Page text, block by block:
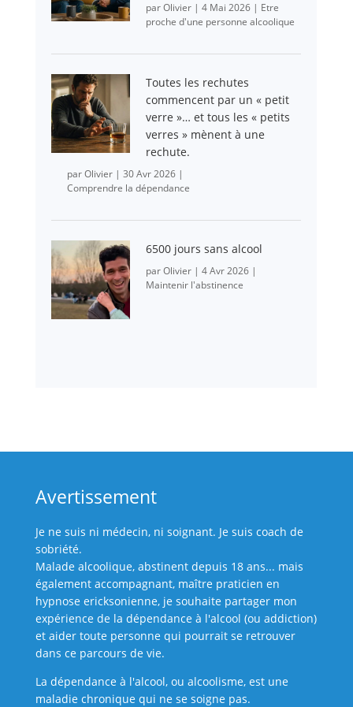
parOlivier| 4 Mai 2026| Etre
proche d'une personne alcoolique
Toutes les rechutes
commencent par un « petit
verre »… et tous les « petits
verres » mènent à une
rechute.
parOlivier| 30 Avr 2026|
Comprendre la dépendance
6500 jours sans alcool
parOlivier| 4 Avr 2026|
Maintenir l'abstinence
Avertissement
Je ne suis ni médecin, ni soignant. Je suis coach de
sobriété.
Malade alcoolique, abstinent depuis 18 ans... mais
également accompagnant, maître praticien en
hypnose ericksonienne, je souhaite partager mon
expérience de la dépendance à l'alcool (ou addiction)
et aider toute personne qui pourrait se retrouver
dans ce parcours de vie.
La dépendance à l'alcool, ou alcoolisme, est une
maladie chronique qui ne se soigne pas.